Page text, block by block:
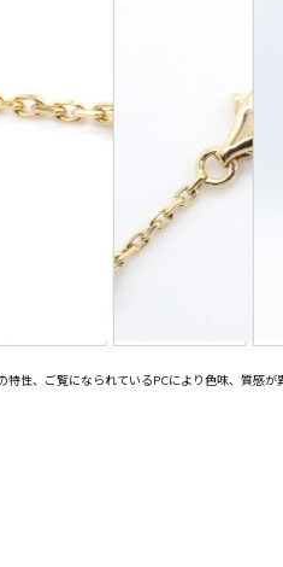
性、ご覧になられているPCにより色味、質感が